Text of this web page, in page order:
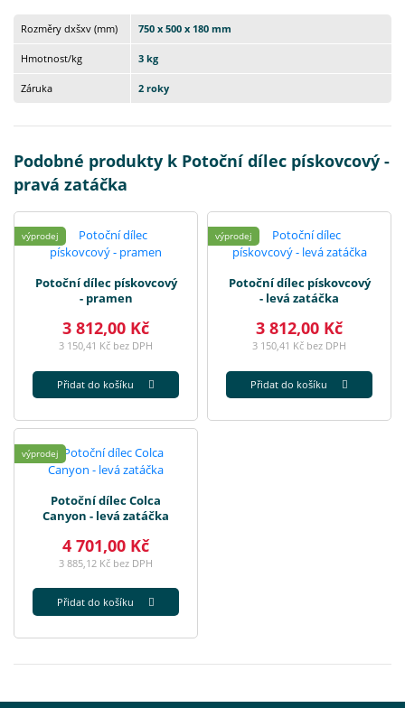
Rozměry dxšxv (mm) 750 x 500 x 180 mm
Hmotnost/kg 3 kg
Záruka 2 roky
Podobné produkty k Potoční dílec pískovcový -
pravá zatáčka
výprodej
Potoční dílec pískovcový
- pramen
3 812,00 Kč
3 150,41 Kč bez DPH
Přidat do košíku
výprodej
Potoční dílec pískovcový
- levá zatáčka
3 812,00 Kč
3 150,41 Kč bez DPH
Přidat do košíku
výprodej
Potoční dílec Colca
Canyon - levá zatáčka
4 701,00 Kč
3 885,12 Kč bez DPH
Přidat do košíku